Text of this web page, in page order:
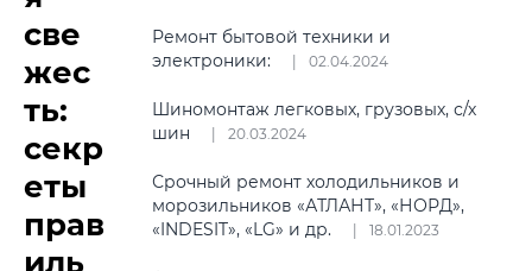
све
жес
ть:
секр
еты
прав
иль
Ремонт бытовой техники и
электроники:
02.04.2024
Шиномонтаж легковых, грузовых, с/х
шин
20.03.2024
Срочный ремонт холодильников и
морозильников «АТЛАНТ», «НОРД»,
«INDESIT», «LG» и др.
18.01.2023